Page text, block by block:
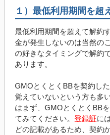
１）最低利用期間を超
最低利用期間を超えて解約
金が発生しないのは当然の
の好きなタイミングで解約
あります。
GMOとくとくBBを契約し
覚えていないという方も多
はまず、GMOとくとくBB
てみてください。 登録証に
どの記載があるため、契約